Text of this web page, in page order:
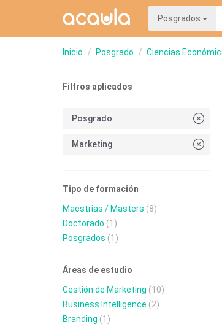
Posgrados
Inicio Posgrado Ciencias
Filtros aplicados
Posgrado
Marketing
Tipo de formación
Maestrias / Masters (8)
Doctorado (1)
Posgrados (1)
Áreas de estudio
Gestión de Marketing (10)
Business Intelligence (2)
Branding (1)